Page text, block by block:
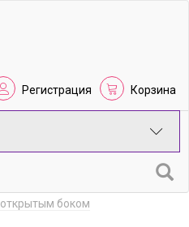
Регистрация Корзина
боком